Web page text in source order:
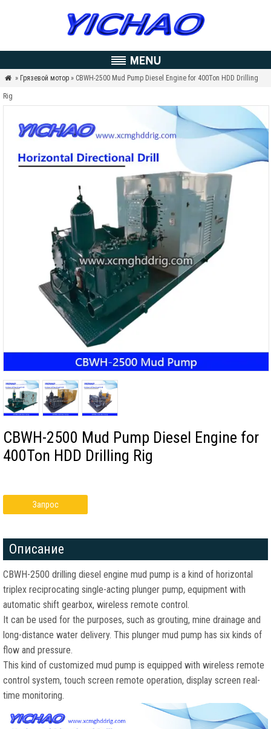
 » Грязевой мотор » CBWH-2500 Mud Pump Diesel Engine for 400Ton HDD Drilling
Rig
CBWH-2500 Mud Pump Diesel Engine for
400Ton HDD Drilling Rig
Запрос
Описание
CBWH-2500 drilling diesel engine mud pump is a kind of horizontal
triplex reciprocating single-acting plunger pump, equipment with
automatic shift gearbox, wireless remote control.
It can be used for the purposes, such as grouting, mine drainage and
long-distance water delivery. This plunger mud pump has six kinds of
flow and pressure.
This kind of customized mud pump is equipped with wireless remote
control system, touch screen remote operation, display screen real-
time monitoring.